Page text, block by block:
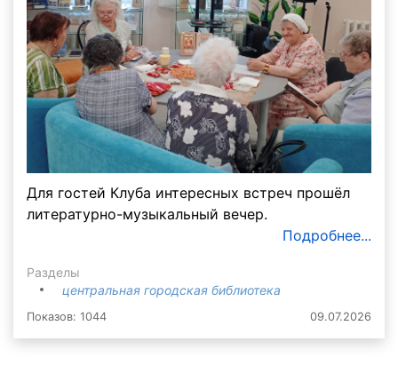
Для гостей Клуба интересных встреч прошёл
литературно-музыкальный вечер.
Подробнее...
Разделы
центральная городская библиотека
Показов: 1044 09.07.2026